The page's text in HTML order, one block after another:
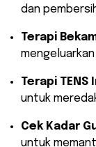
dan
Terapi
Terapi TENS
untuk
Cek Kadar
untuk